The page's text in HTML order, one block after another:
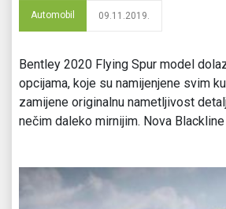
Automobil 09.11.2019.
Bentley 2020 Flying Spur model
opcijama, koje su namijenjene svim
zamijene originalnu nametljivost
nečim daleko mirnijim. Nova